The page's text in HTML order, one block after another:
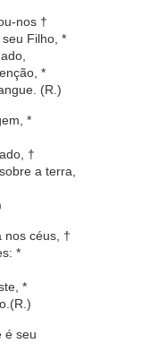
nos †
Filho, *
*
(R.)
*
†
a terra,
nos céus, †
*
*
é seu